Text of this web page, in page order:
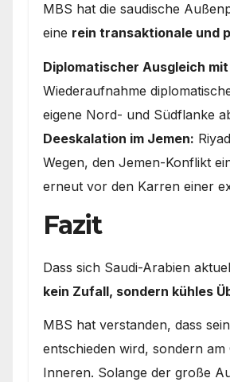
MBS hat die saudische
eine rein transaktionale und
Diplomatischer Ausgleich
Wiederaufnahme
eigene Nord- und Südflanke
Deeskalation im Jemen:
Wegen, den Jemen-Konflikt
erneut vor den Karren einer
Fazit
Dass sich Saudi-Arabien
kein Zufall, sondern kühles
MBS hat verstanden, dass
entschieden wird, sondern
Inneren. Solange der große